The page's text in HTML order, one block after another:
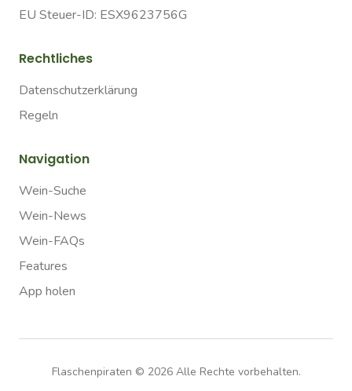
EU Steuer-ID: ESX9623756G
Rechtliches
Datenschutzerklärung
Regeln
Navigation
Wein-Suche
Wein-News
Wein-FAQs
Features
App holen
Flaschenpiraten © 2026Alle Rechte vorbehalten.